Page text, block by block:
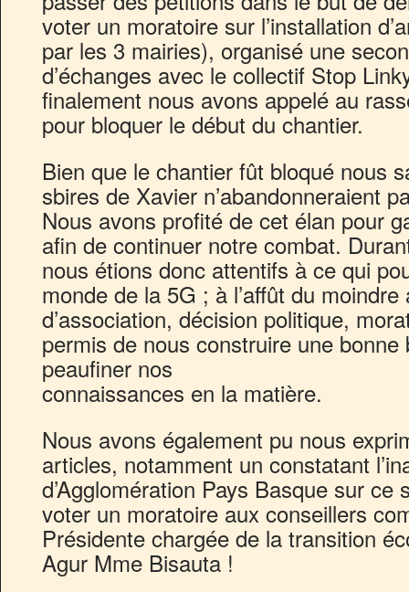
voter un moratoire sur l’installation
par les 3 mairies), organisé une
d’échanges avec le collectif Stop
finalement nous avons appelé au
pour bloquer le début du chantier.
Bien que le chantier fût bloqué nous
sbires de Xavier n’abandonneraient
Nous avons profité de cet élan pour
afin de continuer notre combat.
nous étions donc attentifs à ce qui
monde de la 5G ; à l’affût du
d’association, décision politique,
permis de nous construire une
peaufiner nos
connaissances en la matière.
Nous avons également pu nous
articles, notamment un constatant
d’Agglomération Pays Basque sur
voter un moratoire aux conseillers
Présidente chargée de la transition
Agur Mme Bisauta !